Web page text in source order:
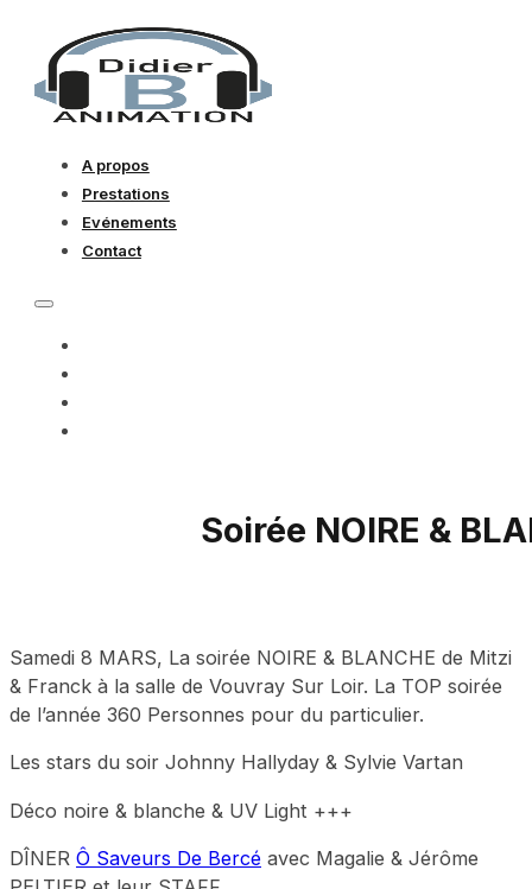
A propos
Prestations
Evénements
Contact
Soirée NOIRE &
Samedi 8 MARS, La soirée NOIRE & BLANCHE de Mitzi
& Franck à la salle de Vouvray Sur Loir. La TOP soirée
de l’année 360 Personnes pour du particulier.
Les stars du soir Johnny Hallyday & Sylvie Vartan
Déco noire & blanche & UV Light +++
DÎNER Ô Saveurs De Bercé avec Magalie & Jérôme